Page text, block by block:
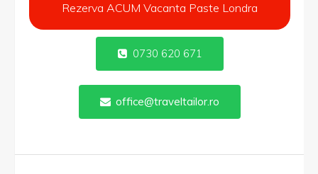
Rezerva ACUM Vacanta Paste Londra
0730 620 671
office@traveltailor.ro